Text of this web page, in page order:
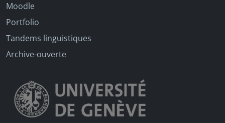
Moodle
Portfolio
Tandems linguistiques
Archive-ouverte